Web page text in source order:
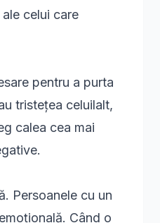
celui care
pentru a purta
tristețea celuilalt,
calea cea mai
Persoanele cu un
Când o